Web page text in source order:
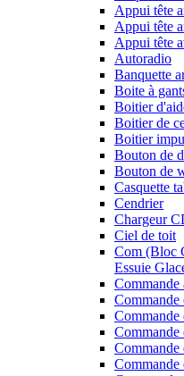
Appui tête
Appui tête
Appui tête
Autoradio
Banquette
Boite à
Boitier
Boitier de
Boitier
Bouton de
Bouton de
Casquette
Cendrier
Chargeur
Ciel de toit
Com (Bloc
Essuie
Commande
Commande
Commande
Commande
Commande
Commande